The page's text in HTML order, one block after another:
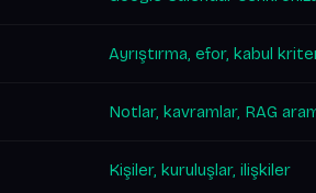
Ayrıştırma, efor, kabul
Notlar, kavramlar, RAG
Kişiler, kuruluşlar, ilişkiler